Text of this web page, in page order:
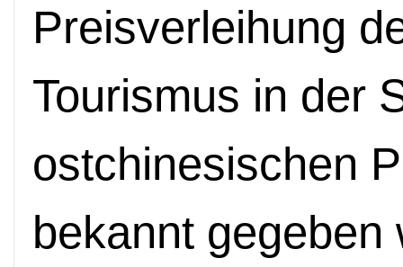
Preisverleihung
Tourismus in der
ostchinesischen
bekannt gegeben